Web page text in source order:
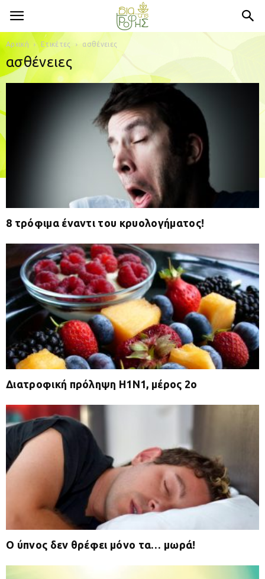
Αρχική Ετικέτες ασθένειες
ασθένειες
8 τρόφιμα έναντι του κρυολογήματος!
Διατροφική πρόληψη Η1Ν1, μέρος 2ο
Ο ύπνος δεν θρέφει μόνο τα… μωρά!